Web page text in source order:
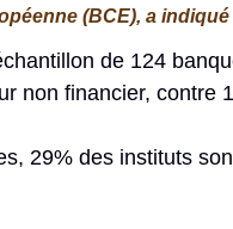
(BCE), a
de 124
non financier,
29% des instituts